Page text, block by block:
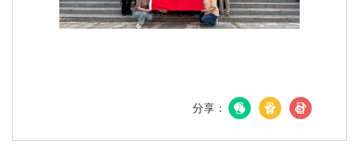
分享：